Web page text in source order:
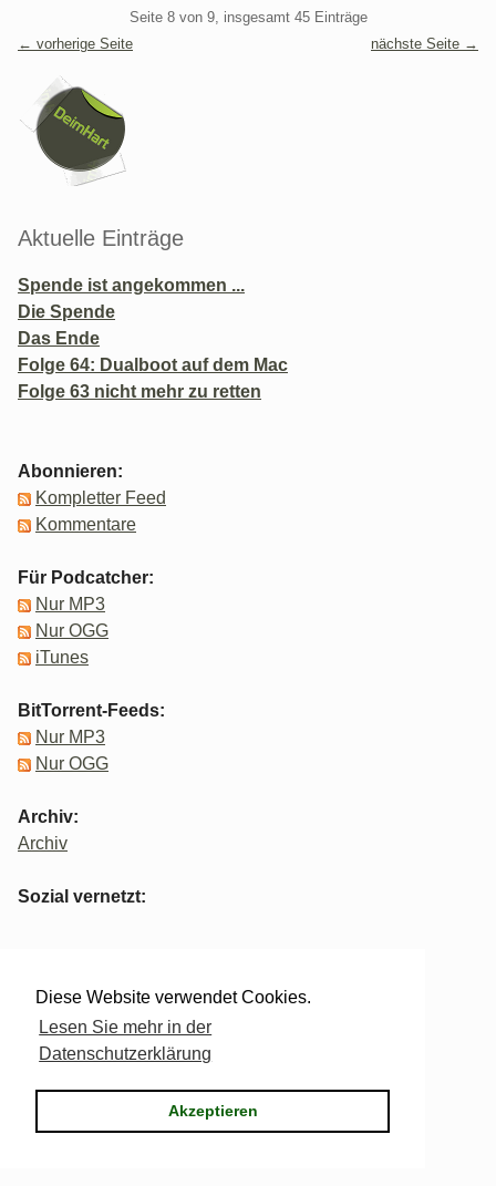
Diese Website verwendet Cookies.
Lesen Sie mehr in der
Datenschutzerklärung
Akzeptieren
Seite 8 von 9, insgesamt 45 Einträge
← vorherige Seite
nächste Seite →
Seitenleiste
Aktuelle Einträge
Spende ist angekommen ...
Die Spende
Das Ende
Folge 64: Dualboot auf dem Mac
Folge 63 nicht mehr zu retten
Abonnieren:
Kompletter Feed
Kommentare
Für Podcatcher:
Nur MP3
Nur OGG
iTunes
BitTorrent-Feeds:
Nur MP3
Nur OGG
Archiv:
Archiv
Sozial vernetzt: